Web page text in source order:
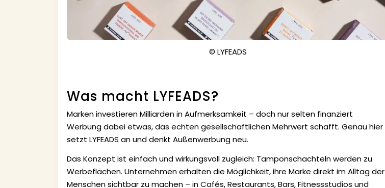
© LYFEADS
Was macht LYFEADS?
Marken investieren Milliarden in Aufmerksamkeit – doch nur selten finanziert
Werbung dabei etwas, das echten gesellschaftlichen Mehrwert schafft. Genau hier
setzt LYFEADS an und denkt Außenwerbung neu.
Das Konzept ist einfach und wirkungsvoll zugleich: Tamponschachteln werden zu
Werbeflächen. Unternehmen erhalten die Möglichkeit, ihre Marke direkt im Alltag der
Menschen sichtbar zu machen – in Cafés, Restaurants, Bars, Fitnessstudios und